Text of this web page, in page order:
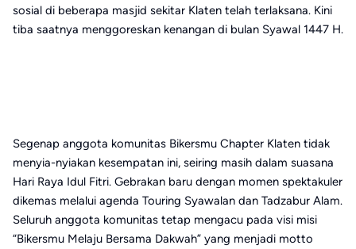
sosial di beberapa masjid sekitar Klaten telah terlaksana. Kini
tiba saatnya menggoreskan kenangan di bulan Syawal 1447 H.
Segenap anggota komunitas Bikersmu Chapter Klaten tidak
menyia-nyiakan kesempatan ini, seiring masih dalam suasana
Hari Raya Idul Fitri. Gebrakan baru dengan momen spektakuler
dikemas melalui agenda Touring Syawalan dan Tadzabur Alam.
Seluruh anggota komunitas tetap mengacu pada visi misi
“Bikersmu Melaju Bersama Dakwah” yang menjadi motto